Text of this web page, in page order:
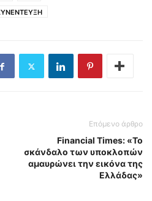
Επόμενο άρθρο
Financial Times: «Το
σκάνδαλο των υποκλοπών
αμαυρώνει την εικόνα της
Ελλάδας»